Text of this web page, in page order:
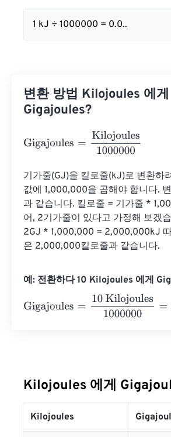
1 kJ ÷ 1000000 = 0.0..
변환 방법 Kilojoules 에게
Gigajoules?
Gigajoules Kilojoules1000000
기가줄(GJ)을 킬로줄(kJ)로 변환하
값에 1,000,000을 곱해야 합니다.
과 같습니다. 킬로줄 = 기가줄 *
어, 2기가줄이 있다고 가정해 보겠
2GJ * 1,000,000 = 2,000,000kJ
은 2,000,000킬로줄과 같습니다.
예: 전환하다 10 Kilojoules 에게
Gigajoules
10 Kilojoules1000000
Kilojoules 에게
Kilojoules